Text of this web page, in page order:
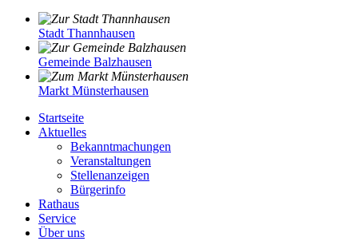
Stadt Thannhausen
Gemeinde Balzhausen
Markt Münsterhausen
Startseite
Aktuelles
Bekanntmachungen
Veranstaltungen
Stellenanzeigen
Bürgerinfo
Rathaus
Service
Über uns